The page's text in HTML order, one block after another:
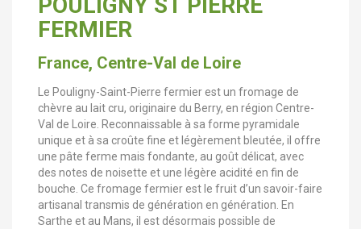
FERMIER
France, Centre-Val de Loire
Le Pouligny-Saint-Pierre fermier est un fromage de
chèvre au lait cru, originaire du Berry, en région Centre-
Val de Loire. Reconnaissable à sa forme pyramidale
unique et à sa croûte fine et légèrement bleutée, il offre
une pâte ferme mais fondante, au goût délicat, avec
des notes de noisette et une légère acidité en fin de
bouche. Ce fromage fermier est le fruit d’un savoir-faire
artisanal transmis de génération en génération. En
Sarthe et au Mans, il est désormais possible de